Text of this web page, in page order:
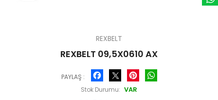
REXBELT
REXBELT 09,5X0610 AX
PAYLAŞ :
Facebook Pinterest
Stok Durumu: VAR